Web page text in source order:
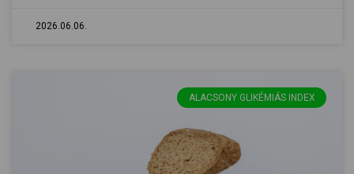
2026.06.06.
ALACSONY GLIKÉMIÁS INDEX